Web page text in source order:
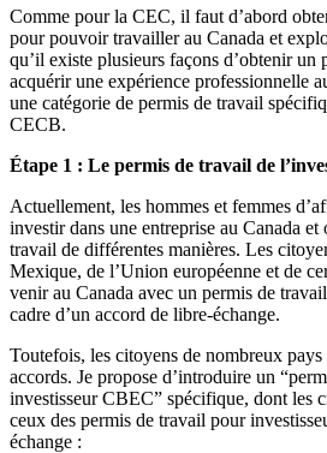
Comme pour la CEC, il faut d’abord
pour pouvoir travailler au Canada et
qu’il existe plusieurs façons d’obtenir un
acquérir une expérience professionnelle
une catégorie de permis de travail
CECB.
Étape 1 : Le permis de travail de
Actuellement, les hommes et femmes
investir dans une entreprise au Canada
travail de différentes manières. Les
Mexique, de l’Union européenne et de
venir au Canada avec un permis de
cadre d’un accord de libre-échange.
Toutefois, les citoyens de nombreux pays
accords. Je propose d’introduire un
investisseur CBEC” spécifique, dont les
ceux des permis de travail pour
échange :